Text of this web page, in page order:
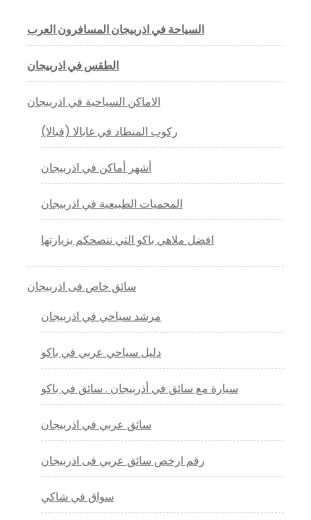
السياحة في اذربيجان المسافرون العرب
الطقس في اذربيجان
الاماكن السياحية في اذربيجان
ركوب المنطاد في غابالا (قبالا)
أشهر أماكن في اذربيجان
المحميات الطبيعية في اذربيجان
افضل ملاهي باكو التي ننصحكم بزيارتها
سائق خاص فى اذربيجان
مرشد سياحي في اذربيجان
دليل سياحي عربي في باكو
سيارة مع سائق في أذربيجان . سائق في باكو
سائق عربي في اذربيجان
رقم ارخص سائق عربي فى اذربيجان
سواق في شاكي